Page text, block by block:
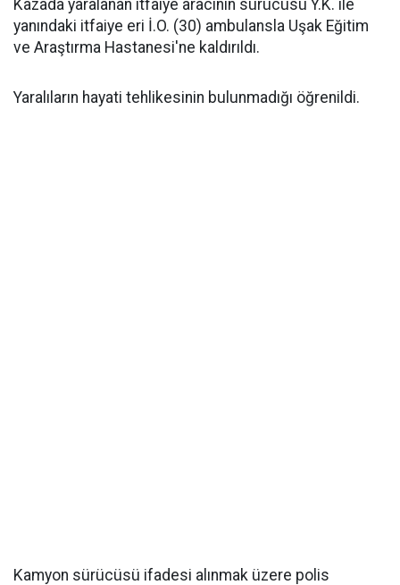
Kazada yaralanan itfaiye aracının sürücüsü Y.K. ile
yanındaki itfaiye eri İ.O. (30) ambulansla Uşak Eğitim
ve Araştırma Hastanesi'ne kaldırıldı.
Yaralıların hayati tehlikesinin bulunmadığı öğrenildi.
Kamyon sürücüsü ifadesi alınmak üzere polis